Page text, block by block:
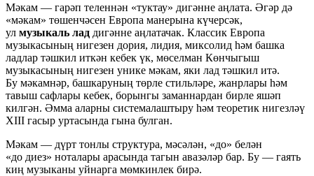
Мәкам — гарәп теленнән «туктау» дигәнне аңлата. Әгәр дә
«мәкам» төшенчәсен Европа манерына күчерсәк,
ул музыкаль лад дигәнне аңлатачак. Классик Европа
музыкасының нигезен дория, лидия, миксолид һәм башка
ладлар тәшкил иткән кебек үк, мөселман Көнчыгыш
музыкасының нигезен унике мәкам, яки лад тәшкил итә.
Бу мәкамнәр, башкаруның төрле стильләре, жанрлары һәм
тавыш сафлары кебек, борынгы заманнардан бирле яшәп
килгән. Әмма аларны системалаштыру һәм теоретик нигезләү
XIII гасыр уртасында гына булган.
Мәкам — дүрт тонлы структура, мәсәлән, «до» белән
«до диез» ноталары арасында тагын авазәләр бар. Бу — гаять
киң музыканы уйнарга мөмкинлек бирә.